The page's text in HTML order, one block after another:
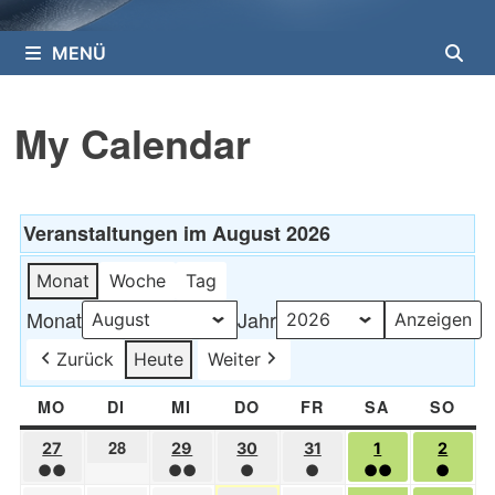
MENÜ
My Calendar
Veranstaltungen im August 2026
Monat Woche Tag
Monat Jahr
Zurück Heute Weiter
MO MONTAG
DI DIENSTAG
MI MITTWOCH
DO DONNERSTAG
FR FREITAG
SA SAMSTAG
SO
27
JULI
●●
28 29
JULI
●●
30
●
31
●
1
AUGUST
●●
2
●